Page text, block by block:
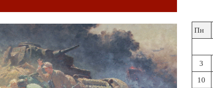
Пн
3
10